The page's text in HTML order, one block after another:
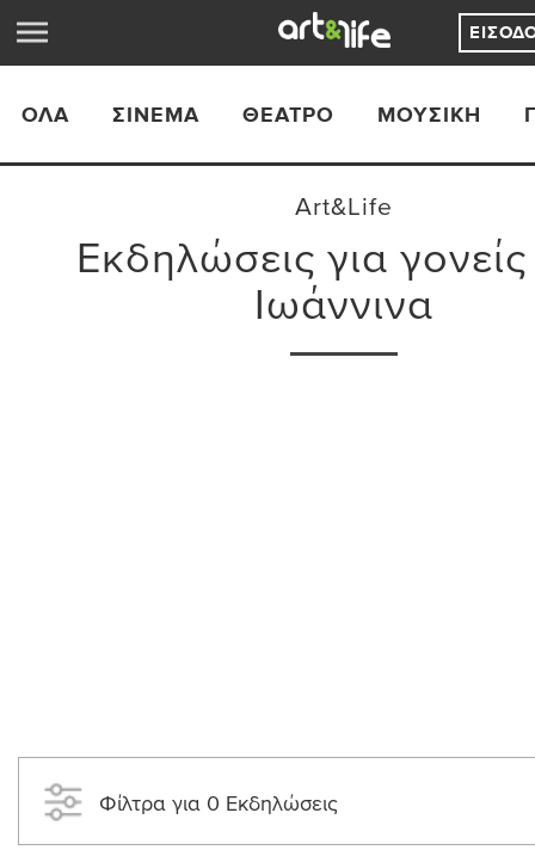
ΟΛΑ ΣΙΝΕΜΆ ΘΈΑΤΡΟ ΜΟΥΣΙΚΉ
Art&Life
Εκδηλώσεις για
Ιωάννινα
Φίλτρα για 0 Εκδηλώσεις